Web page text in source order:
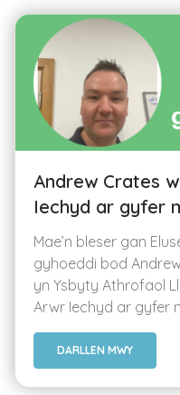
Andrew Crates
Iechyd ar gyfer
Mae’n bleser gan
gyhoeddi bod
yn Ysbyty Athrofaol
Arwr Iechyd ar gyfer
DARLLEN MWY